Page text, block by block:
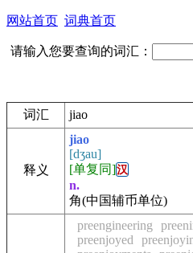
网站首页 词典首页
请输入您要查询的词汇：
词汇 jiao
释义
jiao
[dʒau]
[单复同]汉
n.
角(中国辅币单位)
preengineering
preenjoyed